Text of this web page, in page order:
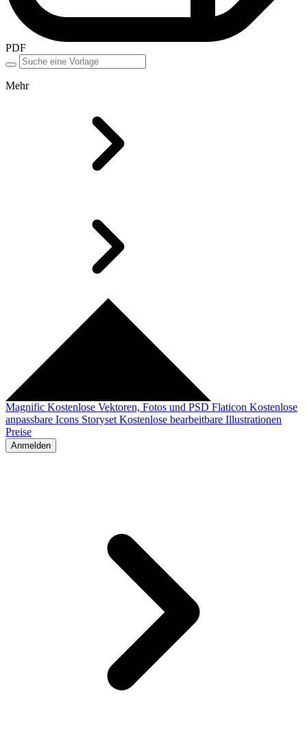
PDF
Mehr
Magnific Kostenlose Vektoren, Fotos und PSD Flaticon Kostenlose
anpassbare Icons Storyset Kostenlose bearbeitbare Illustrationen
Preise
Anmelden